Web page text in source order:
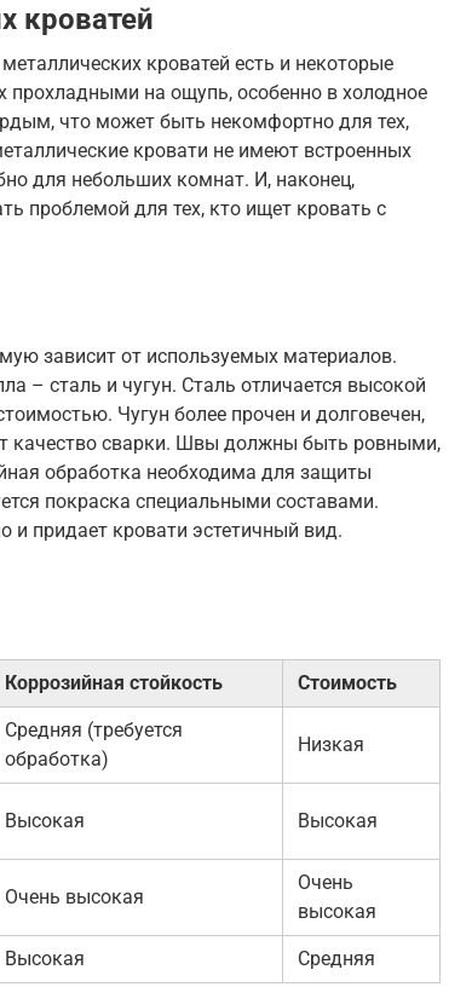
кроватей
кроватей есть и некоторые
на ощупь, особенно в холодное
что может быть некомфортно для тех,
кровати не имеют встроенных
для небольших комнат. И, наконец,
проблемой для тех, кто ищет кровать с
зависит от используемых материалов.
– сталь и чугун. Сталь отличается высокой
Чугун более прочен и долговечен,
качество сварки. Швы должны быть ровными,
обработка необходима для защиты
покраска специальными составами.
и придает кровати эстетичный вид.
Коррозийная стойкость Стоимость
Средняя (требуется
обработка)
Низкая
Высокая Высокая
Очень высокая
Очень
высокая
Высокая Средняя